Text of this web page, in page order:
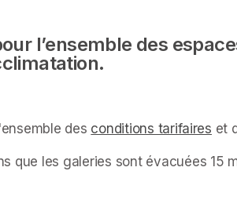
l’ensemble des
des conditions tarifaires et
que les galeries sont évacuées 15